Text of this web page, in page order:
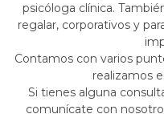
psicóloga clínica.
regalar, corporativos y
Contamos con varios
realizamos
Si tienes alguna
comunícate con